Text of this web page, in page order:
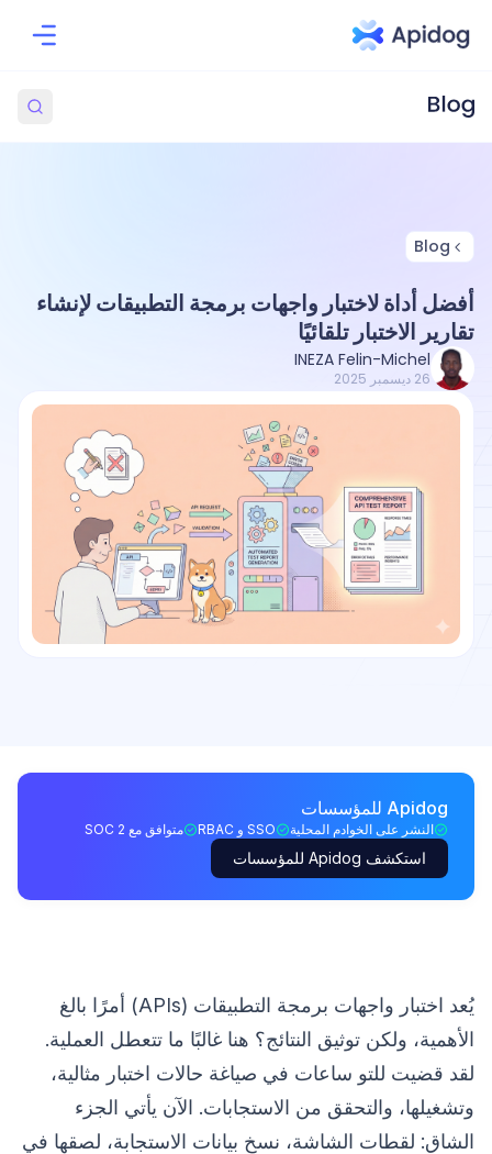
Blog
أفضل أداة لاختبار واجهات برمجة التطبيقات لإنشاء
تقارير الاختبار تلقائيًا
INEZA Felin-Michel
26 ديسمبر 2025
Apidog للمؤسسات
النشر على الخوادم المحلية SSO و RBAC متوافق مع SOC 2
استكشف Apidog للمؤسسات
يُعد اختبار واجهات برمجة التطبيقات (APIs) أمرًا بالغ
الأهمية، ولكن توثيق النتائج؟ هنا غالبًا ما تتعطل العملية.
لقد قضيت للتو ساعات في صياغة حالات اختبار مثالية،
وتشغيلها، والتحقق من الاستجابات. الآن يأتي الجزء
الشاق: لقطات الشاشة، نسخ بيانات الاستجابة، لصقها في